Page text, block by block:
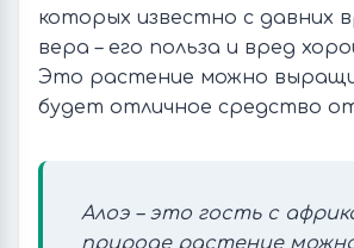
которых известно с давних
вера – его польза и вред
Это растение можно
будет отличное средство
Алоэ – это гость с
природе растение